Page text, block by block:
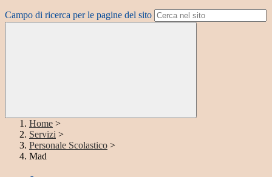
Campo di ricerca per le pagine del sito
Home >
Servizi >
Personale Scolastico >
Mad